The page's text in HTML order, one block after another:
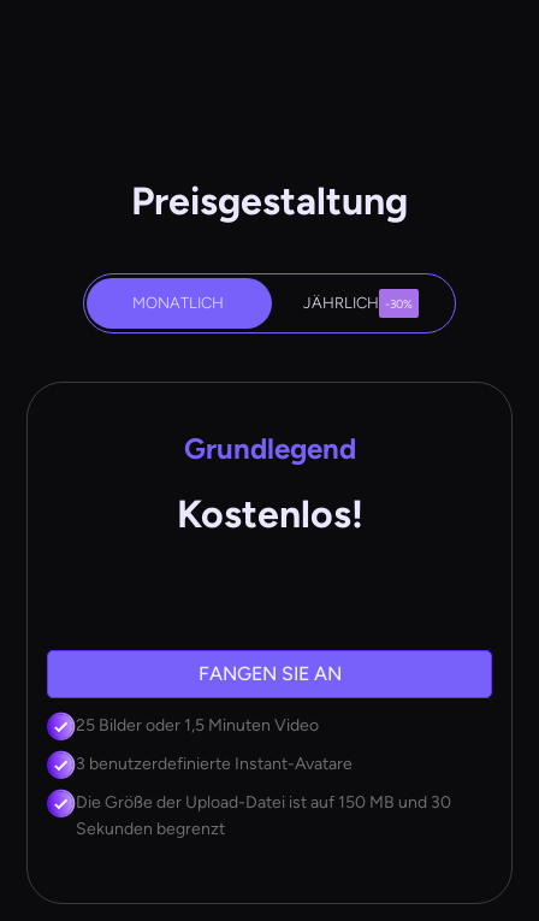
Preisgestaltung
MONATLICH JÄHRLICH -30%
Grundlegend
Kostenlos!
FANGEN SIE AN
25 Bilder oder 1,5 Minuten Video
3 benutzerdefinierte Instant-Avatare
Die Größe der Upload-Datei ist auf 150 MB und 30
Sekunden begrenzt